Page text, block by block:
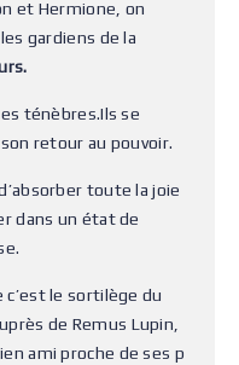
et Hermione, on
gardiens de la
ténèbres.Ils se
retour au pouvoir.
toute la joie
dans un état de
le sortilège du
de Remus Lupin,
ami proche de ses p